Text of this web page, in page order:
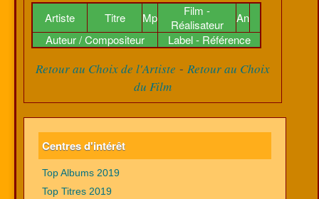
Artiste Titre Mp
Film -
Réalisateur
An
Auteur / Compositeur
Label - Référence
Retour au Choix de l'Artiste - Retour au Choix
du Film
Centres d'intérêt
Top Albums 2019
Top Titres 2019